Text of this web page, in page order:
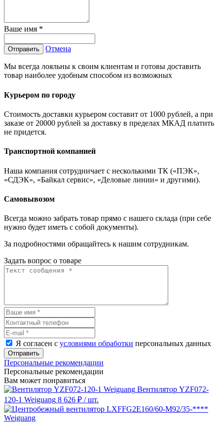
Ваше имя *
Отправить Отмена
Мы всегда лояльны к своим клиентам и готовы доставить
товар наиболее удобным способом из возможных
Курьером по городу
Стоимость доставки курьером составит от 1000 рублей, а при
заказе от 20000 рублей за доставку в пределах МКАД платить
не придется.
Транспортной компанией
Наша компания сотрудничает с несколькими ТК («ПЭК»,
«СДЭК», «Байкал сервис», «Деловые линии» и другими).
Самовывозом
Всегда можно забрать товар прямо с нашего склада (при себе
нужно будет иметь с собой документы).
За подробностями обращайтесь к нашим сотрудникам.
Задать вопрос о товаре
Я согласен с условиями обработки персональных данных
Отправить
Персональные рекомендации
Персональные рекомендации
Вам может понравиться
Вентилятор YZF072-
120-1 Weiguang 8 626 ₽ / шт.